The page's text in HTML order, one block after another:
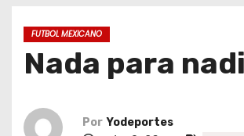
FUTBOL MEXICANO
Nada para
Por Yodeportes